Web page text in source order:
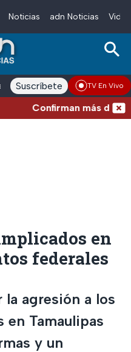
Noticias adn Noticias
adn Noticias Radio
Suscríbete TV En Vivo
Confirman más de
en
federales
agresión a los
en Tamaulipas
y un